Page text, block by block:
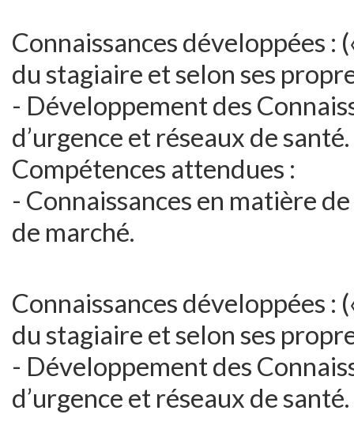
Connaissances développées :
du stagiaire et selon ses
- Développement des
d’urgence et réseaux de santé.
Compétences attendues :
- Connaissances en matière
de marché.
Connaissances développées :
du stagiaire et selon ses
- Développement des
d’urgence et réseaux de santé.